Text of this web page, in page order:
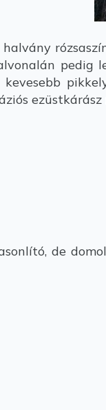
halvány
pedig
ezüstkárász
de